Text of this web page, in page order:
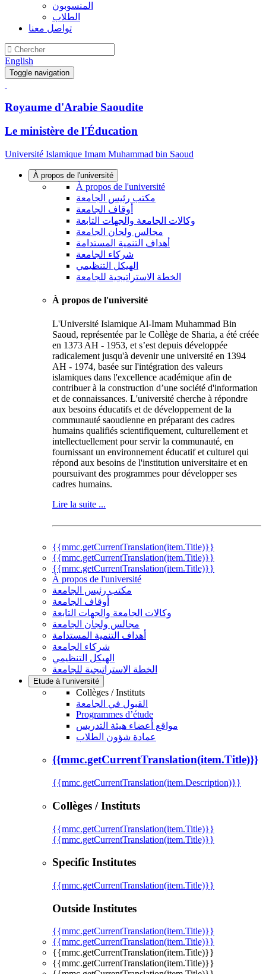
المنسوبون
الطلاب
تواصل معنا
English
Toggle navigation
Royaume d'Arabie Saoudite
Le ministère de l'Éducation
Université Islamique Imam Muhammad bin Saoud
À propos de l'université
À propos de l'université
مكتب رئيس الجامعة
أوقاف الجامعة
وكالات الجامعة والجهات التابعة
مجالس ولجان الجامعة
أهداف التنمية المستدامة
شركاء الجامعة
الهيكل التنظيمي
الخطة الاستراتيجية للجامعة
À propos de l'université
L'Université Islamique Al-Imam Muhammad Bin
Saoud, représentée par le Collège de Sharia, a été créée
en 1373 AH - 1953, et s’est depuis développée
radicalement jusqu'à devenir une université en 1394
AH - 1974, basée sur l'intégration des valeurs
islamiques dans l'excellence académique afin de
contribuer à la construction d’une société d'information
et de connaissances. L'université cherche à répondre
aux besoins éducatifs et de développement de la
communauté saoudienne en préparant des cadres
humains qualifiés scientifiquement, culturellement et
intellectuellement pour servir la communauté, en
fournissant un environnement éducatif et culturel qui
répond aux besoins de l'institution universitaire et en
poursuivant des programmes pour développer ses
cadres humains.
Lire la suite ...
{{mmc.getCurrentTranslation(item.Title)}}
{{mmc.getCurrentTranslation(item.Title)}}
{{mmc.getCurrentTranslation(item.Title)}}
À propos de l'université
مكتب رئيس الجامعة
أوقاف الجامعة
وكالات الجامعة والجهات التابعة
مجالس ولجان الجامعة
أهداف التنمية المستدامة
شركاء الجامعة
الهيكل التنظيمي
الخطة الاستراتيجية للجامعة
Etude à l’université
Collèges / Instituts
القبول في الجامعة
Programmes d’étude
مواقع أعضاء هيئة التدريس
عمادة شؤون الطلاب
{{mmc.getCurrentTranslation(item.Title)}}
{{mmc.getCurrentTranslation(item.Description)}}
Collèges / Instituts
{{mmc.getCurrentTranslation(item.Title)}}
{{mmc.getCurrentTranslation(item.Title)}}
Specific Institutes
{{mmc.getCurrentTranslation(item.Title)}}
Outside Institutes
{{mmc.getCurrentTranslation(item.Title)}}
{{mmc.getCurrentTranslation(item.Title)}}
{{mmc.getCurrentTranslation(item.Title)}}
{{mmc.getCurrentTranslation(item.Title)}}